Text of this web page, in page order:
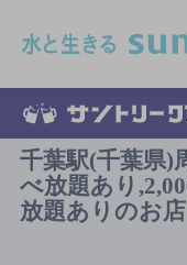
千葉駅(千葉県)
べ放題あり
放題ありのお店